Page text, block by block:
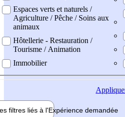
Espaces verts et naturels /
Agriculture / Pêche / Soins aux
animaux
Hôtellerie - Restauration /
Tourisme / Animation
Immobilier
filtres liés à l'Expérience demandée